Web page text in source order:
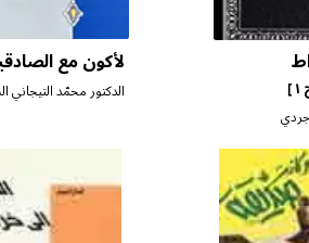
]
لأكون مع
الدكتور محمّد التيجاني